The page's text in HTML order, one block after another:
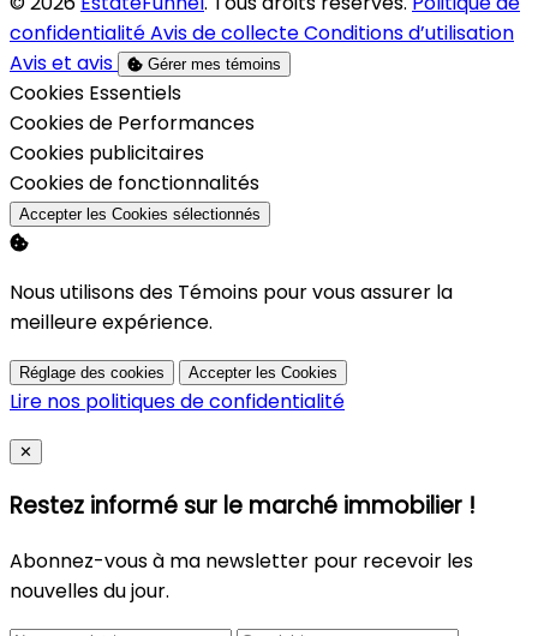
confidentialitéAvis de collecteConditions d’utilisation
Avis et avis
Gérer mes témoins
Activer
Cookies Essentiels
Activer
Cookies de Performances
Activer
Cookies publicitaires
Activer
Cookies de fonctionnalités
Accepter les Cookies sélectionnés
Nous utilisons des Témoins pour vous assurer la
meilleure expérience.
Réglage des cookies Accepter les Cookies
Lire nos politiques de confidentialité
Close
✕
Restez informé sur le marché immobilier !
Abonnez-vous à ma newsletter pour recevoir les
nouvelles du jour.